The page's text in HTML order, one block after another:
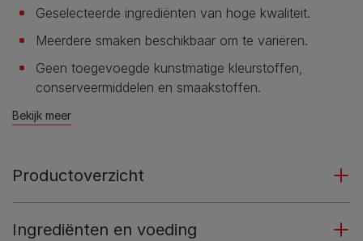
Geselecteerde ingrediënten van hoge kwaliteit.
Meerdere smaken beschikbaar om te variëren.
Geen toegevoegde kunstmatige kleurstoffen,
conserveermiddelen en smaakstoffen.
Bekijk meer
Productoverzicht
Ingrediënten en voeding